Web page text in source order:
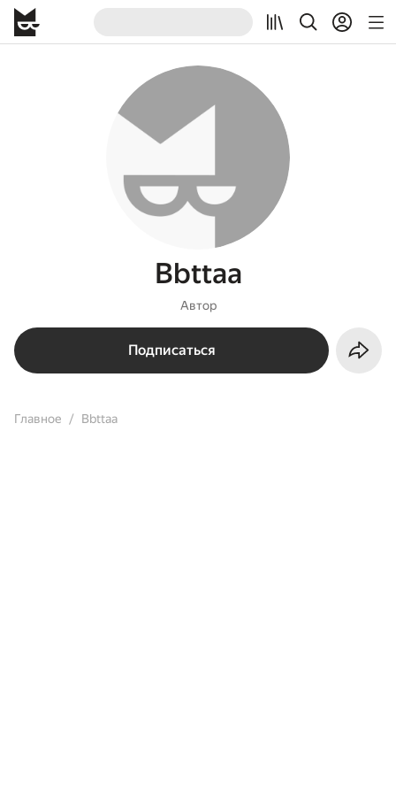
Bbttaa
Автор
Подписаться
Главное Bbttaa